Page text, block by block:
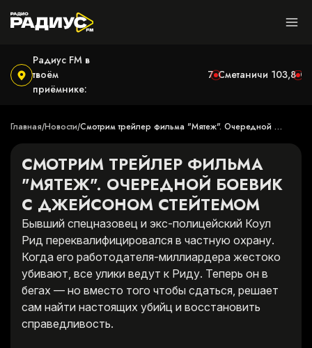
Радиус FM в
твоём
приёмнике:
102,7 Сметаничи 103,8
Главная/Новости/Смотрим трейлер фильма "Мятеж". Очередной
СМОТРИМ ТРЕЙЛЕР ФИЛЬМА
"МЯТЕЖ". ОЧЕРЕДНОЙ БОЕВИК
С ДЖЕЙСОНОМ СТЕЙТЕМОМ
Бывший спецназовец и экс-полицейский Коул
Рид переквалифицировался в частную охрану.
Когда его работодателя-миллиардера жестоко
убивают, все улики ведут к Риду. Теперь он в
бегах — но вместо того чтобы сдаться, решает
сам найти настоящих убийц и восстановить
справедливость.